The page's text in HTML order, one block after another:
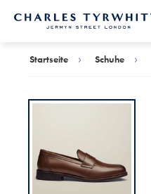
Startseite Schuhe